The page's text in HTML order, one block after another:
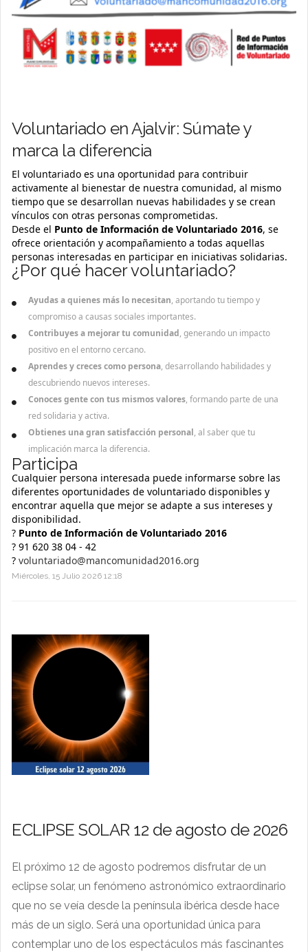
Voluntariado en Ajalvir: Súmate y
marca la diferencia
El voluntariado es una oportunidad para contribuir
activamente al bienestar de nuestra comunidad, al mismo
tiempo que se desarrollan nuevas habilidades y se crean
vínculos con otras personas comprometidas.
Desde el Punto de Información de Voluntariado 2016, se
ofrece orientación y acompañamiento a todas aquellas
personas interesadas en participar en iniciativas solidarias.
¿Por qué hacer voluntariado?
Ayudas a quienes más lo necesitan, aportando tu tiempo y
compromiso a causas sociales importantes.
Contribuyes a mejorar tu comunidad, generando un impacto
positivo en el entorno cercano.
Aprendes y creces como persona, desarrollando habilidades y
descubriendo nuevos intereses.
Conoces gente con tus mismos valores, formando parte de una
red solidaria y activa.
Obtienes una gran satisfacción personal, al saber que tu
implicación marca la diferencia.
Participa
Cualquier persona interesada puede informarse sobre las
diferentes oportunidades de voluntariado disponibles y
encontrar aquella que mejor se adapte a sus intereses y
disponibilidad.
? Punto de Información de Voluntariado 2016
? 91 620 38 04 - 42
? voluntariado@mancomunidad2016.org
Miércoles, 15 Julio 2026 12:18
ECLIPSE SOLAR 12 de agosto de 2026
El próximo 12 de agosto podremos disfrutar de un
eclipse solar, un fenómeno astronómico extraordinario
que no se veía desde la península ibérica desde hace
más de un siglo. Será una oportunidad única para
contemplar uno de los espectáculos más fascinantes